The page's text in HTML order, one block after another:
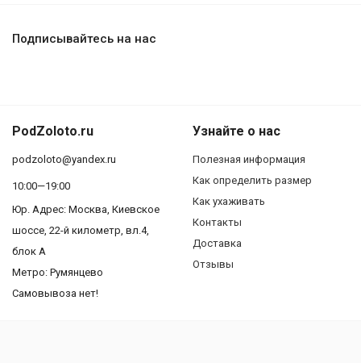
Подписывайтесь на нас
PodZoloto.ru
podzoloto@yandex.ru
10:00—19:00
Юр. Адреc: Москва, Киевское
шоссе, 22-й километр, вл.4,
блок А
Метро: Румянцево
Самовывоза нет!
Узнайте о нас
Полезная информация
Как определить размер
Как ухаживать
Контакты
Доставка
Отзывы